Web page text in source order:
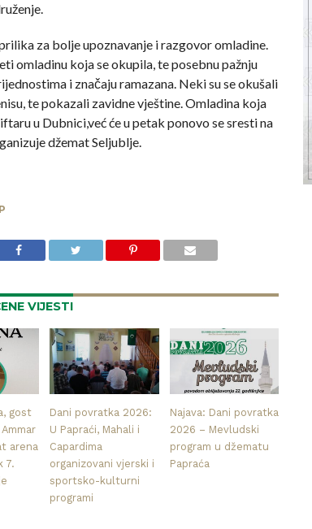
za bolje upoznavanje i razgovor omladine.
omladinu koja se okupila, te posebnu pažnju
i značaju ramazana. Neki su se okušali
te pokazali zavidne vještine. Omladina koja
u Dubnici,već će u petak ponovo se sresti na
džemat Seljublje.
VIJESTI
gost
arena
7.
Dani povratka 2026:
U Papraći, Mahali i
Capardima
organizovani vjerski i
sportsko-kulturni
programi
Najava: Dani povratka
2026 – Mevludski
program u džematu
Papraća